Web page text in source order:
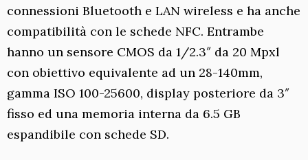
connessioni Bluetooth e LAN wireless e ha anche
compatibilità con le schede NFC. Entrambe
hanno un sensore CMOS da 1/2.3″ da 20 Mpxl
con obiettivo equivalente ad un 28-140mm,
gamma ISO 100-25600, display posteriore da 3″
fisso ed una memoria interna da 6.5 GB
espandibile con schede SD.